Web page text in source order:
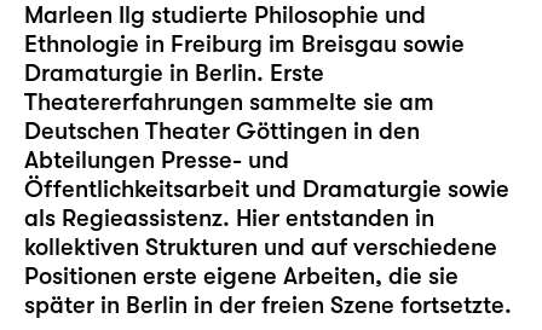
Marleen Ilg studierte Philosophie und
Ethnologie in Freiburg im Breisgau sowie
Dramaturgie in Berlin. Erste
Theatererfahrungen sammelte sie am
Deutschen Theater Göttingen in den
Abteilungen Presse- und
Öffentlichkeitsarbeit und Dramaturgie sowie
als Regieassistenz. Hier entstanden in
kollektiven Strukturen und auf verschiedene
Positionen erste eigene Arbeiten, die sie
später in Berlin in der freien Szene fortsetzte.